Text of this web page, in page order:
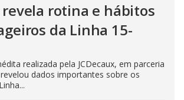
revela rotina e hábitos
da Linha 15-
realizada pela JCDecaux, em parceria
dados importantes sobre os